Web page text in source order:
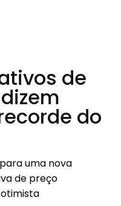
de
do
uma nova
de preço